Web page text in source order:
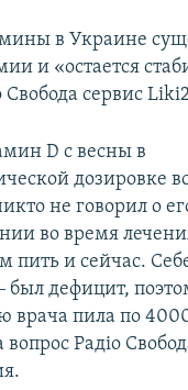
в Украине
и «остается
Свобода сервис
D с весны в
дозировке
не говорил о
во время
пить и сейчас.
был дефицит,
врача пила по
вопрос Радіо